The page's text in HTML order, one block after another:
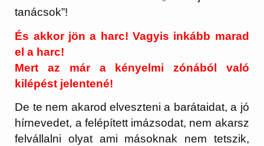
tanácsok”!
És akkor jön a harc! Vagyis inkább marad
el a harc!
Mert az már a kényelmi zónából való
kilépést jelentené!
De te nem akarod elveszteni a barátaidat, a jó
hírnevedet, a felépített imázsodat, nem akarsz
felvállalni olyat ami másoknak nem tetszik,